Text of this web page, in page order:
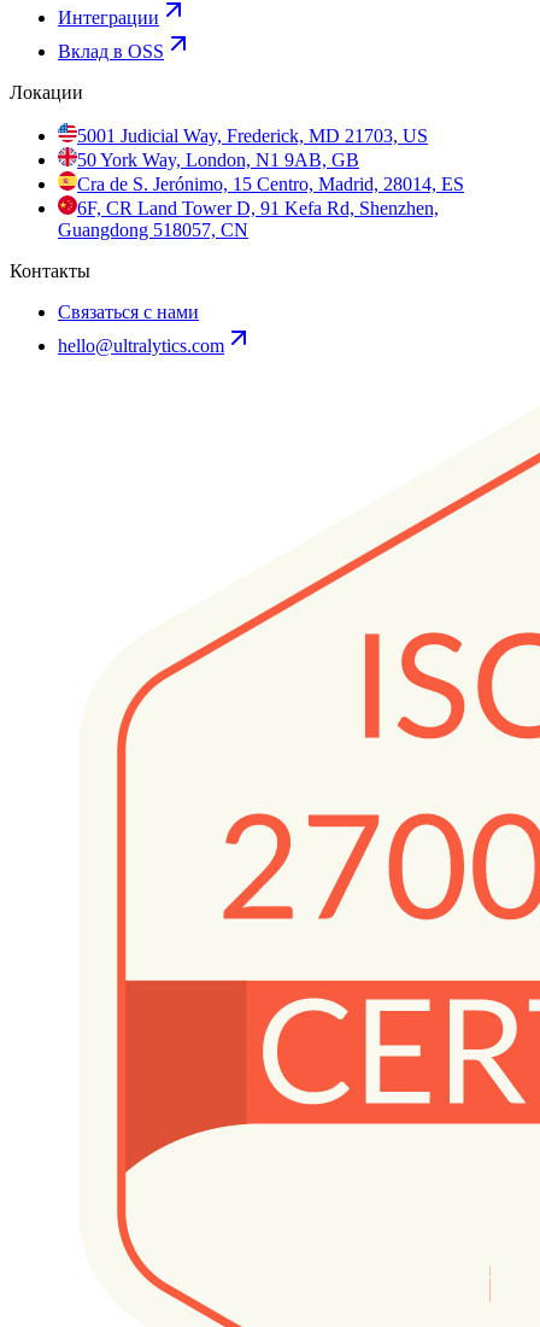
Интеграции
Вклад в OSS
Локации
5001 Judicial Way, Frederick, MD 21703, US
50 York Way, London, N1 9AB, GB
Cra de S. Jerónimo, 15 Centro, Madrid, 28014, ES
6F, CR Land Tower D, 91 Kefa Rd, Shenzhen,
Guangdong 518057, CN
Контакты
Связаться с нами
hello@ultralytics.com